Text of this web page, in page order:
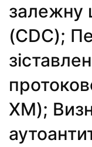
залежну
(CDC);
XM);